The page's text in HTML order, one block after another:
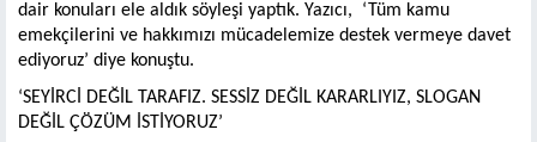
dair konuları ele aldık söyleşi yaptık. Yazıcı, ‘Tüm kamu
emekçilerini ve hakkımızı mücadelemize destek vermeye davet
ediyoruz’ diye konuştu.
‘SEYİRCİ DEĞİL TARAFIZ. SESSİZ DEĞİL KARARLIYIZ, SLOGAN
DEĞİL ÇÖZÜM İSTİYORUZ’